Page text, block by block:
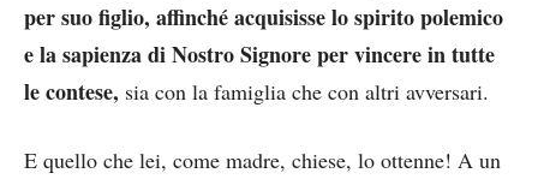
per suo figlio, affinché acquisisse lo spirito polemico
e la sapienza di Nostro Signore per vincere in tutte
le contese, sia con la famiglia che con altri avversari.
E quello che lei, come madre, chiese, lo ottenne! A un